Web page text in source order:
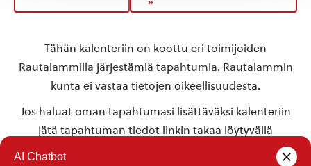
Tähän kalenteriin on koottu eri toimijoiden
Rautalammilla järjestämiä tapahtumia. Rautalammin
kunta ei vastaa tietojen oikeellisuudesta.
Jos haluat oman tapahtumasi lisättäväksi kalenteriin
jätä tapahtuman tiedot linkin takaa löytyvällä